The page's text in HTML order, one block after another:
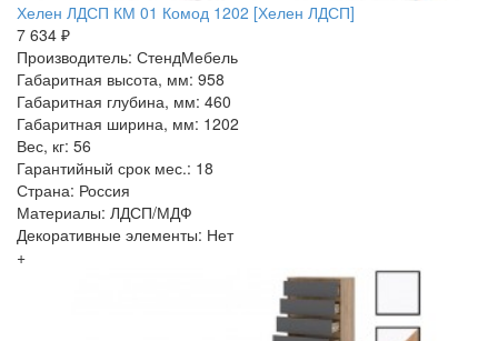
Хелен ЛДСП КМ 01 Комод 1202 [Хелен ЛДСП]
7 634 ₽
Производитель: СтендМебель
Габаритная высота, мм: 958
Габаритная глубина, мм: 460
Габаритная ширина, мм: 1202
Вес, кг: 56
Гарантийный срок мес.: 18
Страна: Россия
Материалы: ЛДСП/МДФ
Декоративные элементы: Нет
+